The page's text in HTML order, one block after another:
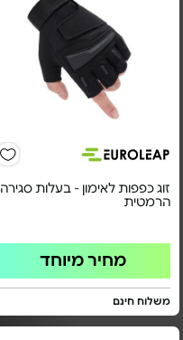
זוג כפפות לאימון - בעלות סגירה
הרמטית
מחיר מיוחד
משלוח חינם